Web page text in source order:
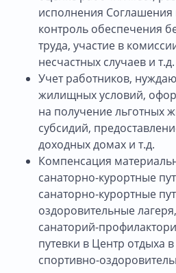
исполнения Соглашения
контроль обеспечения
труда, участие в
несчастных случаев и т.д.
Учет работников,
жилищных условий,
на получение льготных
субсидий,
доходных домах и т.д.
Компенсация
санаторно-курортные
санаторно-курортные
оздоровительные
санаторий-
путевки в Центр отдыха
спортивно-